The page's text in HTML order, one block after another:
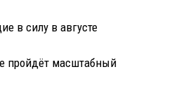
в силу в августе
пройдёт масштабный